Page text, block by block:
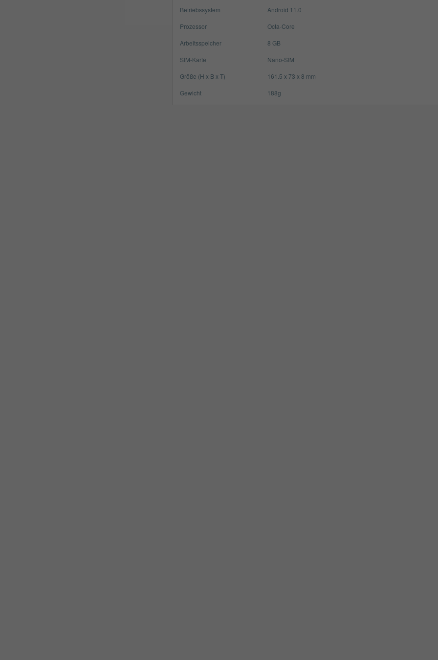
Betriebssystem
Android 11.0
Prozessor
Octa-Core
Arbeitsspeicher
8 GB
SIM-Karte
Nano-SIM
Größe (H x B x T)
161.5 x 73 x 8 mm
Gewicht
188g